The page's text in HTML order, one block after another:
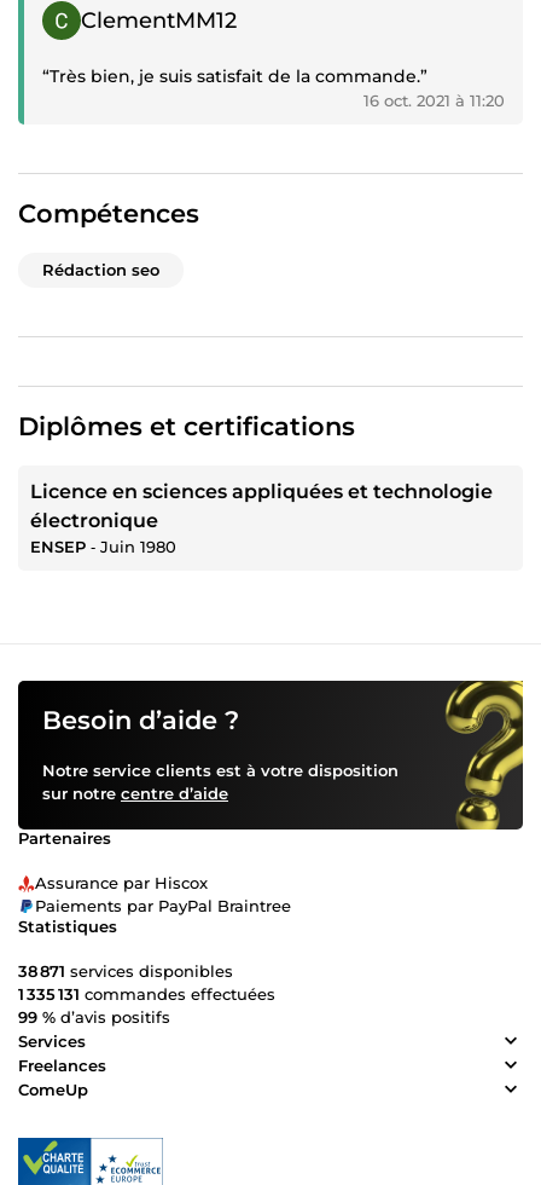
Témoignage positif
ClementMM12
“Très bien, je suis satisfait de la commande.”
16 oct. 2021 à 11:20
Compétences
Rédaction seo
Diplômes et certifications
Licence en sciences appliquées et technologie
électronique
ENSEP ‐ Juin 1980
Besoin d’aide ?
Notre service clients est à votre disposition
sur notre centre d’aide
Partenaires
Assurance par Hiscox
Paiements par PayPal Braintree
Statistiques
38 871 services disponibles
1 335 131 commandes effectuées
99 % d’avis positifs
Services
Freelances
ComeUp